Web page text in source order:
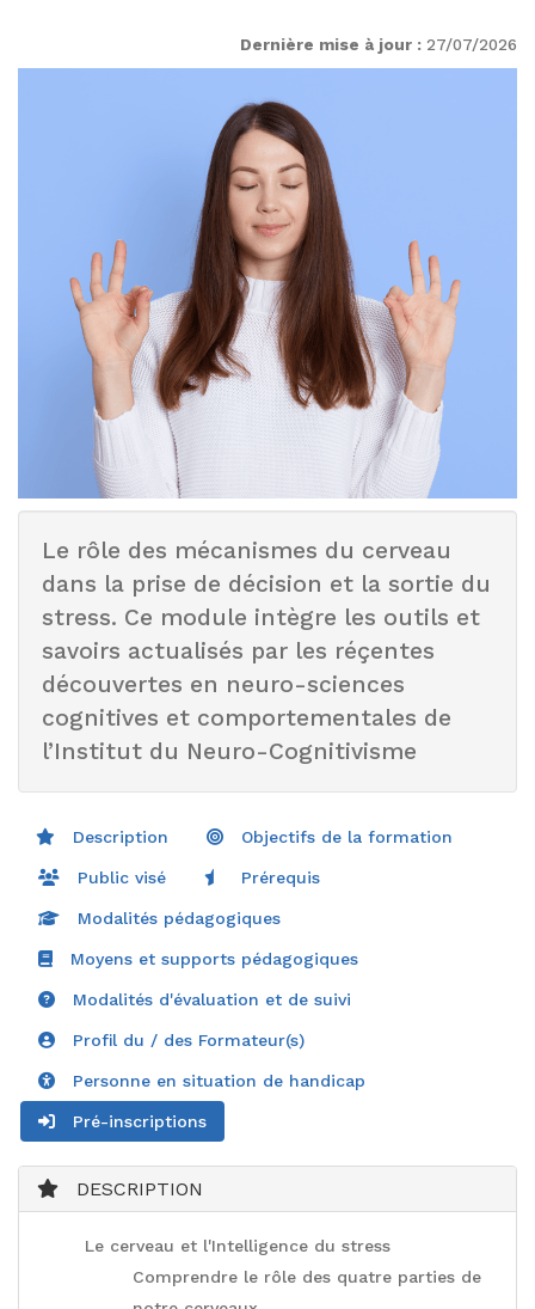
Dernière mise à jour : 27/07/2026
Le rôle des mécanismes du cerveau
dans la prise de décision et la sortie du
stress. Ce module intègre les outils et
savoirs actualisés par les réçentes
découvertes en neuro-sciences
cognitives et comportementales de
l’Institut du Neuro-Cognitivisme
Description Objectifs de la formation
Public visé Prérequis
Modalités pédagogiques
Moyens et supports pédagogiques
Modalités d'évaluation et de suivi
Profil du / des Formateur(s)
Personne en situation de handicap
Pré-inscriptions
DESCRIPTION
Le cerveau et l'Intelligence du stress
Comprendre le rôle des quatre parties de